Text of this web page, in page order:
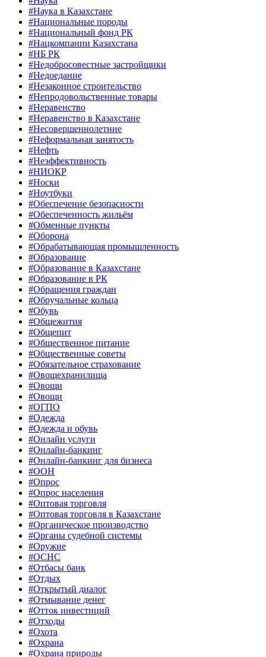
#Наука в Казахстане
#Национальные породы
#Национальный фонд РК
#Нацкомпании Казахстана
#НБ РК
#Недобросовестные застройщики
#Недоедание
#Незаконное строительство
#Непродовольственные товары
#Неравенство
#Неравенство в Казахстане
#Несовершеннолетние
#Неформальная занятость
#Нефть
#Неэффективность
#НИОКР
#Носки
#Ноутбуки
#Обеспечение безопасности
#Обеспеченность жильём
#Обменные пункты
#Оборона
#Обрабатывающая промышленность
#Образование
#Образование в Казахстане
#Образование в РК
#Обращения граждан
#Обручальные кольца
#Обувь
#Общежития
#Общепит
#Общественное питание
#Общественные советы
#Обязательное страхование
#Овощехранилища
#Овощи
#Овощи
#ОГПО
#Одежда
#Одежда и обувь
#Онлайн услуги
#Онлайн-банкинг
#Онлайн-банкинг для бизнеса
#ООН
#Опрос
#Опрос населения
#Оптовая торговля
#Оптовая торговля в Казахстане
#Органическое производство
#Органы судебной системы
#Оружие
#ОСНС
#Отбасы банк
#Отдых
#Открытый диалог
#Отмывание денег
#Отток инвестиций
#Отходы
#Охота
#Охрана
#Охрана природы